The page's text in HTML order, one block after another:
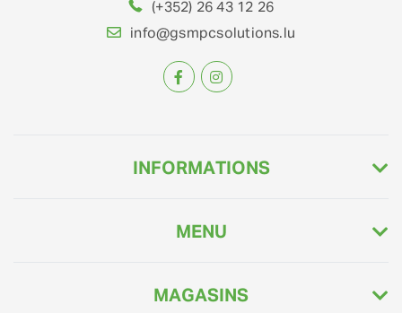
(+352) 26 43 12 26
info@gsmpcsolutions.lu
INFORMATIONS
MENU
MAGASINS